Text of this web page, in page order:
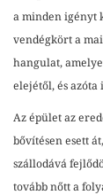
a minden igényt
vendégkört a
hangulat,
elejétől, és
Az épület az
bővítésen esett
szállodává
tovább nőtt a